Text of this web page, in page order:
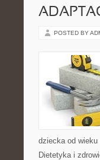
POSTED BY
dziecka od wieku
Dietetyka i